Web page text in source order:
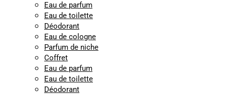
Eau de parfum
Eau de toilette
Déodorant
Eau de cologne
Parfum de niche
Coffret
Eau de parfum
Eau de toilette
Déodorant